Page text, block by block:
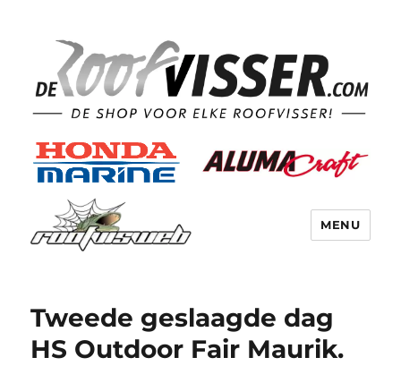
MENU
Tweede geslaagde dag
HS Outdoor Fair Maurik.